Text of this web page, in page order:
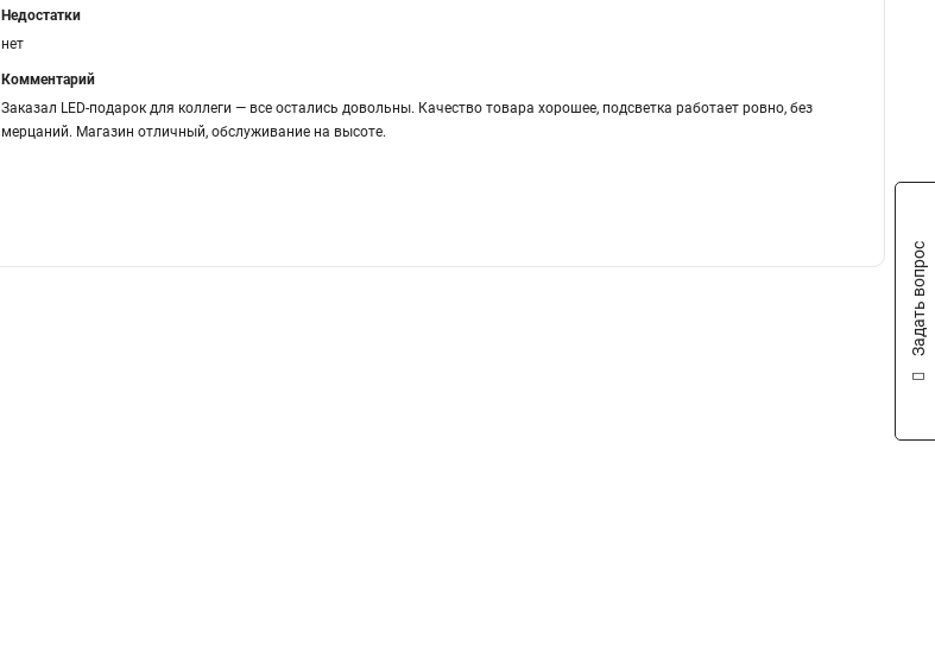
Недостатки
нет
Комментарий
Заказал LED-подарок для коллеги — все остались довольны. Качество товара хорошее, подсветка работает ровно, без
мерцаний. Магазин отличный, обслуживание на высоте.
Задать вопрос